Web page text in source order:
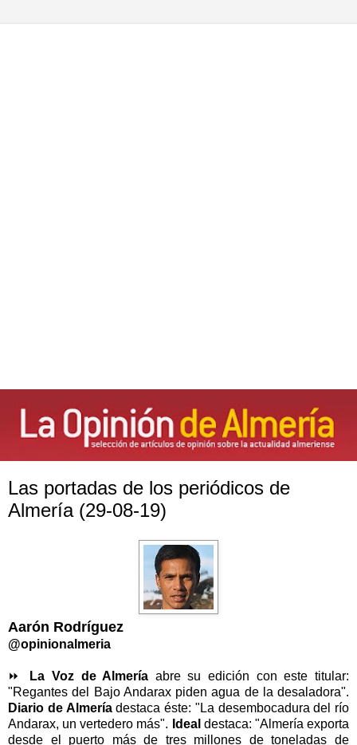
Las portadas de los periódicos de
Almería (29-08-19)
Aarón Rodríguez
@opinionalmeria
⏩ La Voz de Almería abre su edición con este titular:
"Regantes del Bajo Andarax piden agua de la desaladora".
Diario de Almeríadestaca éste: "La desembocadura del río
Andarax, un vertedero más". Ideal destaca: "Almería exporta
desde el puerto más de tres millones de toneladas de